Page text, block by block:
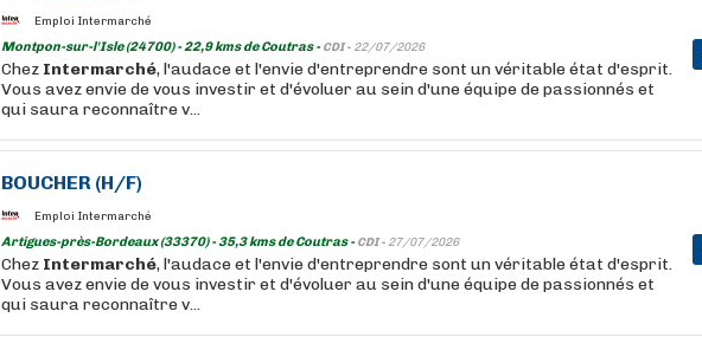
Emploi Intermarché
Montpon-sur-l'Isle (24700) - 22,9 kms de Coutras -CDI - 22/07/2026
Chez Intermarché, l'audace et l'envie d'entreprendre sont un véritable état d'esprit.
Vous avez envie de vous investir et d'évoluer au sein d'une équipe de passionnés et
qui saura reconnaître v...
BOUCHER (H/F)
Emploi Intermarché
Artigues-près-Bordeaux (33370) - 35,3 kms de Coutras -CDI - 27/07/2026
Chez Intermarché, l'audace et l'envie d'entreprendre sont un véritable état d'esprit.
Vous avez envie de vous investir et d'évoluer au sein d'une équipe de passionnés et
qui saura reconnaître v...